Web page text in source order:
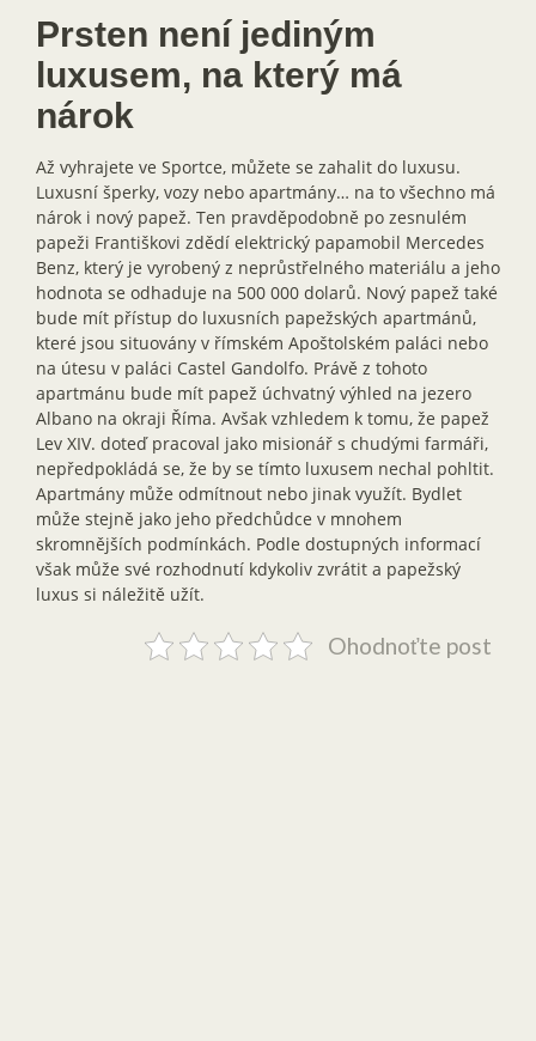
Prsten není jediným
luxusem, na který má
nárok
Až vyhrajete ve Sportce, můžete se zahalit do luxusu.
Luxusní šperky, vozy nebo apartmány… na to všechno má
nárok i nový papež. Ten pravděpodobně po zesnulém
papeži Františkovi zdědí elektrický papamobil Mercedes
Benz, který je vyrobený z neprůstřelného materiálu a jeho
hodnota se odhaduje na 500 000 dolarů. Nový papež také
bude mít přístup do luxusních papežských apartmánů,
které jsou situovány v římském Apoštolském paláci nebo
na útesu v paláci Castel Gandolfo. Právě z tohoto
apartmánu bude mít papež úchvatný výhled na jezero
Albano na okraji Říma. Avšak vzhledem k tomu, že papež
Lev XIV. doteď pracoval jako misionář s chudými farmáři,
nepředpokládá se, že by se tímto luxusem nechal pohltit.
Apartmány může odmítnout nebo jinak využít. Bydlet
může stejně jako jeho předchůdce v mnohem
skromnějších podmínkách. Podle dostupných informací
však může své rozhodnutí kdykoliv zvrátit a papežský
luxus si náležitě užít.
Ohodnoťte post